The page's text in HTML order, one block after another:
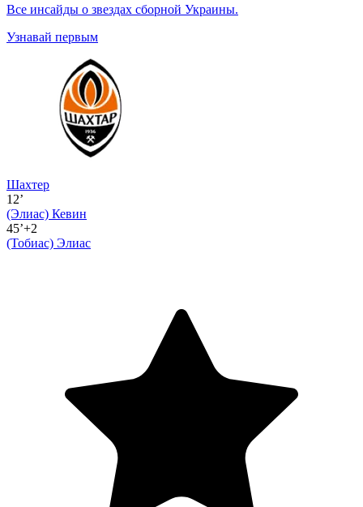
Все инсайды о звездах сборной Украины.
Узнавай первым
Шахтер
12’
(Элиас) Кевин
45’+2
(Тобиас) Элиас